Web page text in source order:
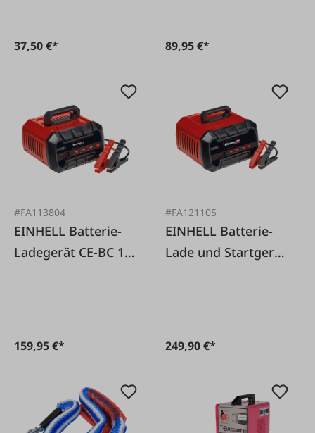
37,50 €* 89,95 €*
#FA113804
EINHELL Batterie-
Ladegerät CE-BC 15
159,95 €*
#FA121105
EINHELL Batterie-
Lade und Startgerät
249,90 €*